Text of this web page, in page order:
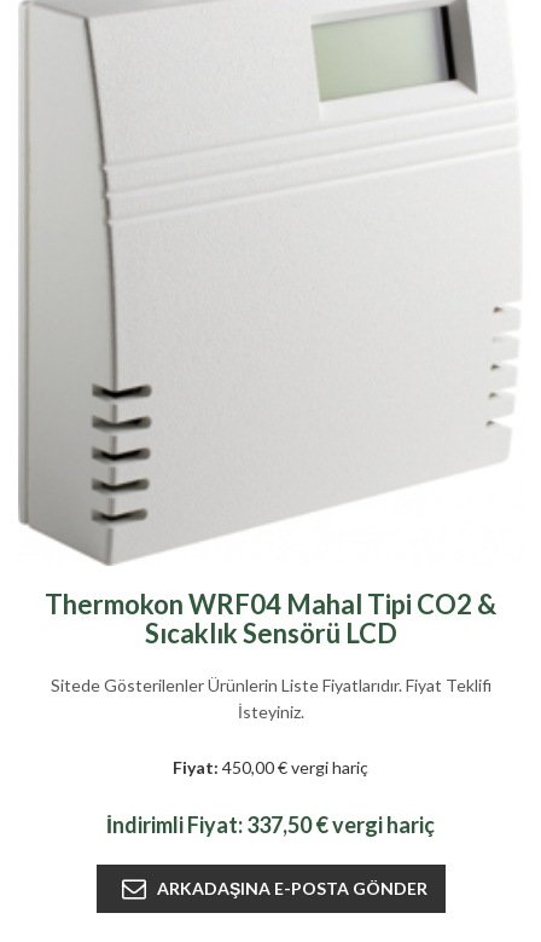
Thermokon WRF04 Mahal Tipi CO2 &
Sıcaklık Sensörü LCD
Sitede Gösterilenler Ürünlerin Liste Fiyatlarıdır. Fiyat Teklifi
İsteyiniz.
Fiyat: 450,00 € vergi hariç
İndirimli Fiyat:337,50 € vergi hariç